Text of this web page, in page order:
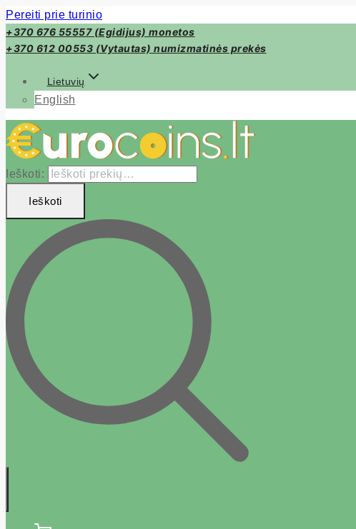
Pereiti prie turinio
+370 676 55557 (Egidijus) monetos
+370 612 00553 (Vytautas) numizmatinės prekės
Lietuvių
English
Ieškoti:
Ieškoti